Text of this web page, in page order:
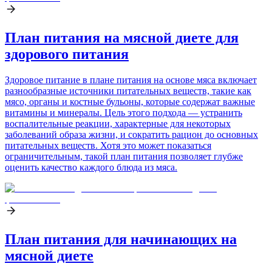
План питания на мясной диете для
здорового питания
Здоровое питание в плане питания на основе мяса включает
разнообразные источники питательных веществ, такие как
мясо, органы и костные бульоны, которые содержат важные
витамины и минералы. Цель этого подхода — устранить
воспалительные реакции, характерные для некоторых
заболеваний образа жизни, и сократить рацион до основных
питательных веществ. Хотя это может показаться
ограничительным, такой план питания позволяет глубже
оценить качество каждого блюда из мяса.
План питания для начинающих на
мясной диете